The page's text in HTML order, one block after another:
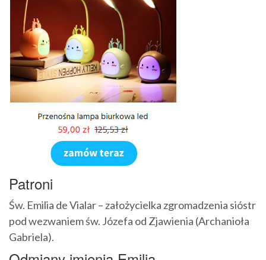
Patroni
Św. Emilia de Vialar – założycielka zgromadzenia sióstr
pod wezwaniem św. Józefa od Zjawienia (Archanioła
Gabriela).